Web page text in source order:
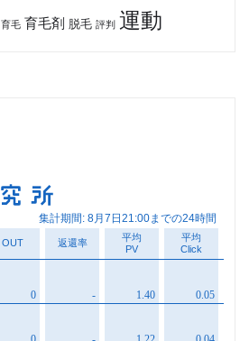
育毛 育毛剤 脱毛 評判 運動